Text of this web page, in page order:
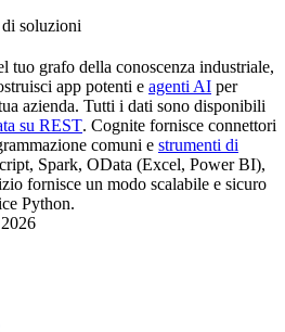
soluzioni
tuo grafo della conoscenza industriale,
app potenti e agenti AI per
azienda. Tutti i dati sono disponibili
su REST. Cognite fornisce connettori
comuni e strumenti di
, Spark, OData (Excel, Power BI),
fornisce un modo scalabile e sicuro
Python.